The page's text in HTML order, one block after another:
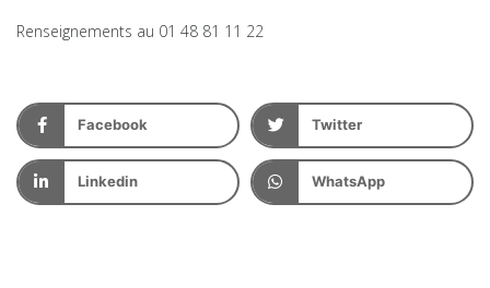
Renseignements au 01 48 81 11 22
Facebook Twitter
Linkedin WhatsApp